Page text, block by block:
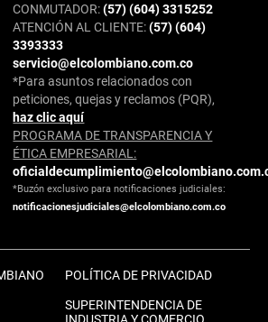
CONMUTADOR:(57) (604) 3315252
ATENCIÓN AL CLIENTE:(57) (604)
3393333
servicio@elcolombiano.com.co
*Para asuntos relacionados con
peticiones, quejas y reclamos (PQR),
haz clic aquí
PROGRAMA DE TRANSPARENCIA Y
ÉTICA EMPRESARIAL:
*Buzón exclusivo para notificaciones judiciales:
notificacionesjudiciales@elcolombiano.com.co
POLÍTICA DE PRIVACIDAD
SUPERINTENDENCIA DE